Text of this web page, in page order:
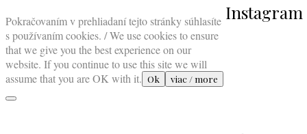
Instagram
top
Pokračovaním v prehliadaní tejto stránky súhlasíte
s používaním cookies. / We use cookies to ensure
that we give you the best experience on our
website. If you continue to use this site we will
assume that you are OK with it. Ok viac / more